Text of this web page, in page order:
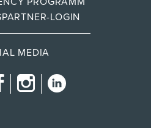
LOGIN
MEDIA